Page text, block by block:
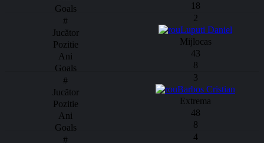
18
2
Luputi Daniel
Mijlocas
43
8
3
Barbos Cristian
Extrema
48
8
4